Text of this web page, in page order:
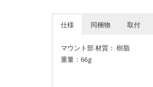
仕様 同梱物 取付
マウント部 材質： 樹脂
重量：66g